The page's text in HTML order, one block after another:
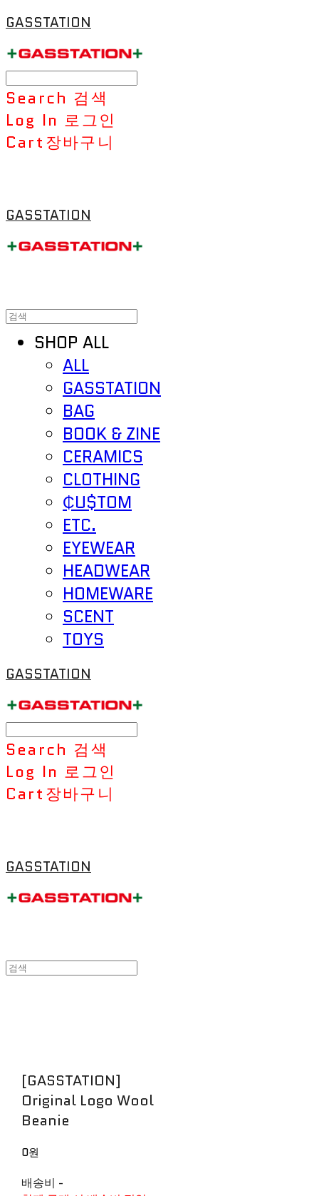
GASSTATION
Search 검색
Log In 로그인
Cart장바구니
GASSTATION
SHOP ALL
ALL
GASSTATION
BAG
BOOK & ZINE
CERAMICS
CLOTHING
₵U$TOM
ETC.
EYEWEAR
HEADWEAR
HOMEWARE
SCENT
TOYS
GASSTATION
Search 검색
Log In 로그인
Cart장바구니
GASSTATION
[GASSTATION]
Original Logo Wool
Beanie
0원
배송비 -